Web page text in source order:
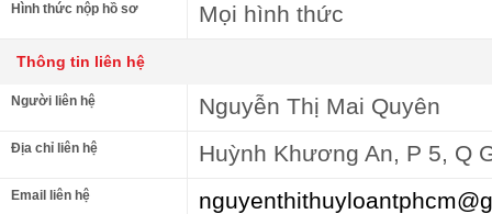
Hình thức nộp hồ sơ Mọi hình thức
Thông tin liên hệ
Người liên hệ Nguyễn Thị Mai Quyên
Địa chỉ liên hệ Huỳnh Khương An, P 5, Q
Email liên hệ